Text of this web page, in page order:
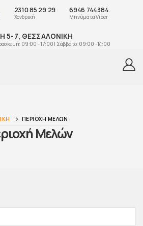
2310 85 29 29
Χονδρική
6946 744384
Μηνύματα Viber
5-7, ΘΕΣΣΑΛΟΝΙΚΗ
09:00 - 17:00 | Σάββατο: 09:00 -14:00
ΠΕΡΙΟΧΉ ΜΕΛΏΝ
Μελών